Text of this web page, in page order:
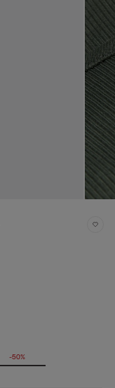
-50%